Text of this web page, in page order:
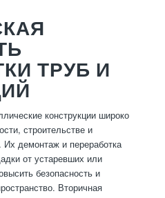
ТРУБ И
конструкции широко
строительстве и
Их демонтаж и переработка
от устаревших или
безопасность и
Вторичная